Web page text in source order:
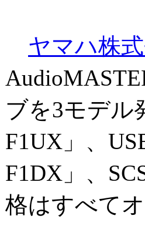
ヤマハ株
ブを3モデル
F1UX」、
F1DX」、
格はすべて